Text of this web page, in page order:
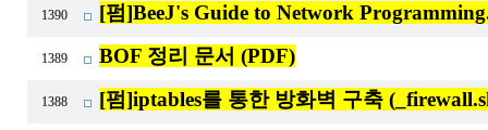
1390 [펌]BeeJ's Guide to Network
1389 BOF 정리 문서 (PDF)
1388 [펌]iptables를 통한 방화벽 구축